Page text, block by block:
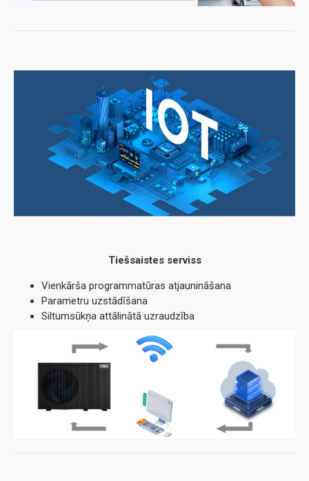
Tiešsaistes serviss
Vienkārša programmatūras atjaunināšana
Parametru uzstādīšana
Siltumsūkņa attālinātā uzraudzība